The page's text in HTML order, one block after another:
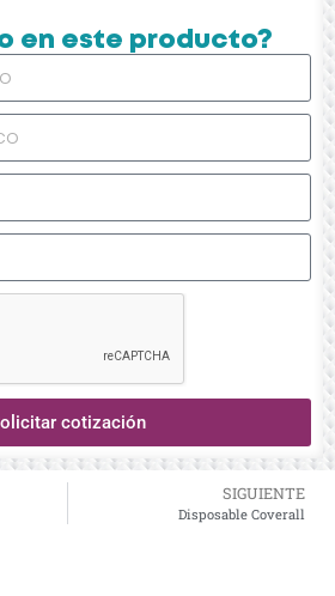
en este producto?
cotización
SIGUIENTE
Disposable Coverall